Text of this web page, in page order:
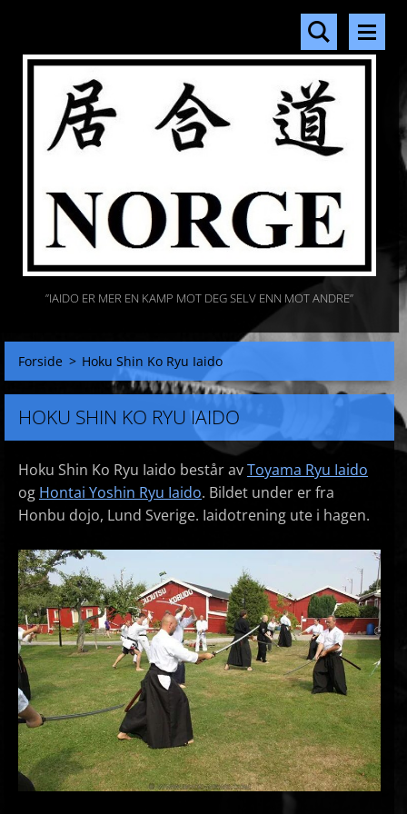
”IAIDO ER MER EN KAMP MOT DEG SELV ENN MOT ANDRE”
Forside > Hoku Shin Ko Ryu Iaido
HOKU SHIN KO RYU IAIDO
Hoku Shin Ko Ryu Iaido består avToyama Ryu Iaido
og Hontai Yoshin Ryu Iaido. Bildet under er fra
Honbu dojo, Lund Sverige. Iaidotrening ute i hagen.